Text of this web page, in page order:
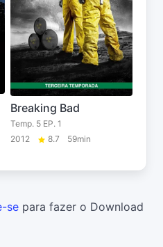
Breaking Bad
Temp. 5 EP. 1
2012
8.7 59min
se para fazer o Download